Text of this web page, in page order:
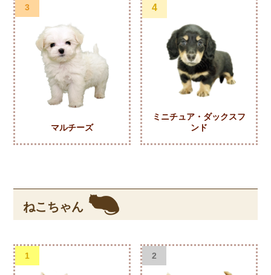
3
マルチーズ
4
ミニチュア・ダックスフ
ンド
ねこちゃん
1 2